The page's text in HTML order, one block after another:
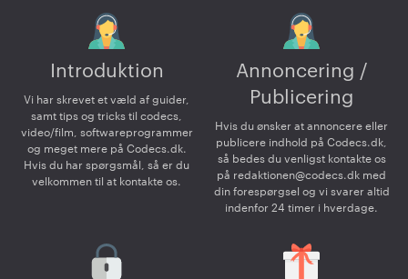
Introduktion
Vi har skrevet et væld af guider,
samt tips og tricks til codecs,
video/film, softwareprogrammer
og meget mere på Codecs.dk.
Hvis du har spørgsmål, så er du
velkommen til at kontakte os.
Annoncering /
Publicering
Hvis du ønsker at annoncere eller
publicere indhold på Codecs.dk,
så bedes du venligst kontakte os
på redaktionen@codecs.dk med
din forespørgsel og vi svarer altid
indenfor 24 timer i hverdage.